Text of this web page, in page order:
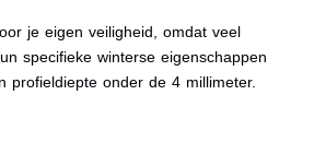
je eigen veiligheid, omdat veel
specifieke winterse eigenschappen
profieldiepte onder de 4 millimeter.